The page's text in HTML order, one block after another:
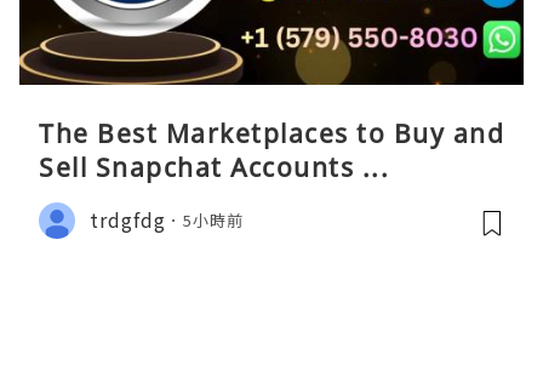
The Best Marketplaces to Buy and
Sell Snapchat Accounts ...
trdgfdg 5小時前